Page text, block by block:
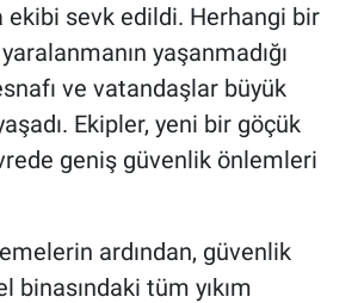
ekibi sevk edildi. Herhangi bir
yaşanmadığı
ve vatandaşlar büyük
Ekipler, yeni bir göçük
geniş güvenlik önlemleri
ardından, güvenlik
binasındaki tüm yıkım